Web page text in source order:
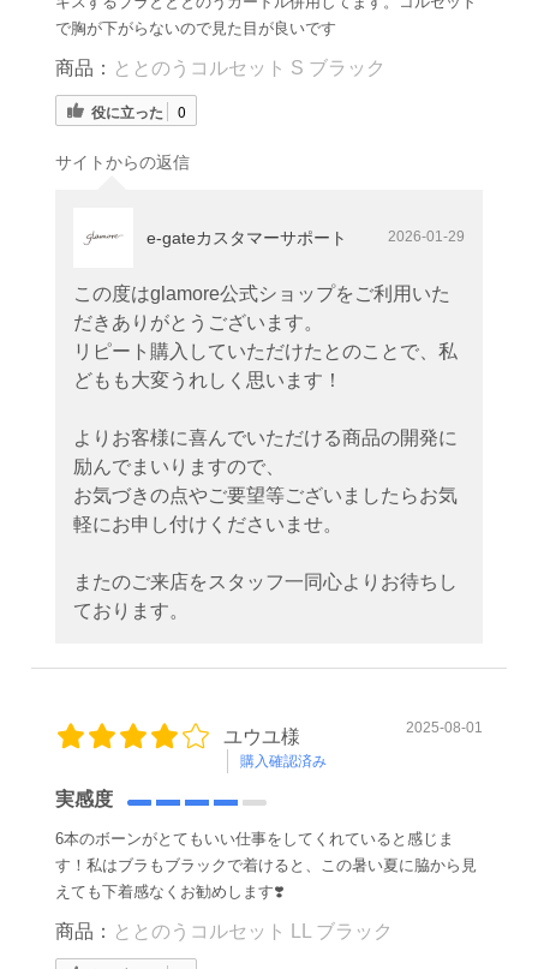
で胸が下がらないので見た目が良いです
商品： ととのうコルセット S ブラック
役に立った 0
サイトからの返信
e-gateカスタマーサポート 2026-01-29
この度はglamore公式ショップをご利用いた
だきありがとうございます。
リピート購入していただけたとのことで、私
どもも大変うれしく思います！
よりお客様に喜んでいただける商品の開発に
励んでまいりますので、
お気づきの点やご要望等ございましたらお気
軽にお申し付けくださいませ。
またのご来店をスタッフ一同心よりお待ちし
ております。
ユウユ様
購入確認済み
2025-08-01
実感度
6本のボーンがとてもいい仕事をしてくれていると感じま
す！私はブラもブラックで着けると、この暑い夏に脇から見
えても下着感なくお勧めします❣️
商品： ととのうコルセット LL ブラック